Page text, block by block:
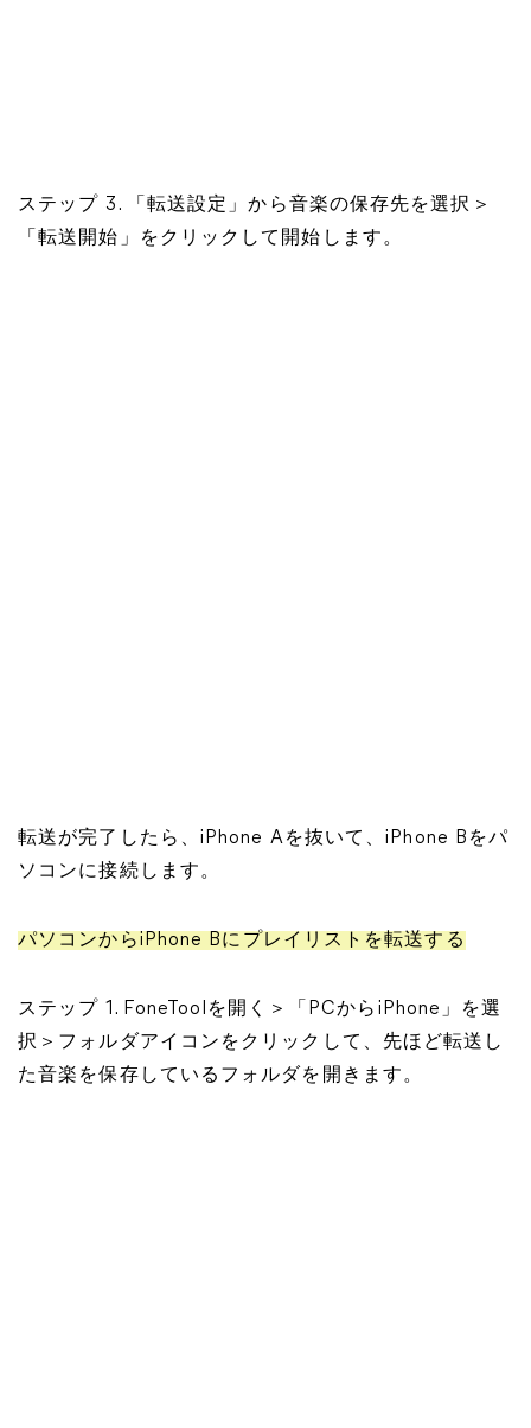
ステップ 3. 「転送設定」から音楽の保存先を選択＞
「転送開始」をクリックして開始します。
転送が完了したら、iPhone Aを抜いて、iPhone Bをパ
ソコンに接続します。
パソコンからiPhone Bにプレイリストを転送する
ステップ 1. FoneToolを開く＞「PCからiPhone」を選
択＞フォルダアイコンをクリックして、先ほど転送し
た音楽を保存しているフォルダを開きます。